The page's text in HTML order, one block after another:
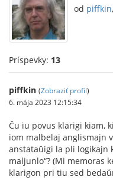
od piffkin
Príspevky: 13
piffkin (Zobraziť profil)
6. mája 2023 12:15:34
Ĉu iu povus klarigi kiam,
iom malbelaj anglismajn
anstataŭigi la pli logikajn
maljunlo“? (Mi memoras
klarigon pri tiu sed